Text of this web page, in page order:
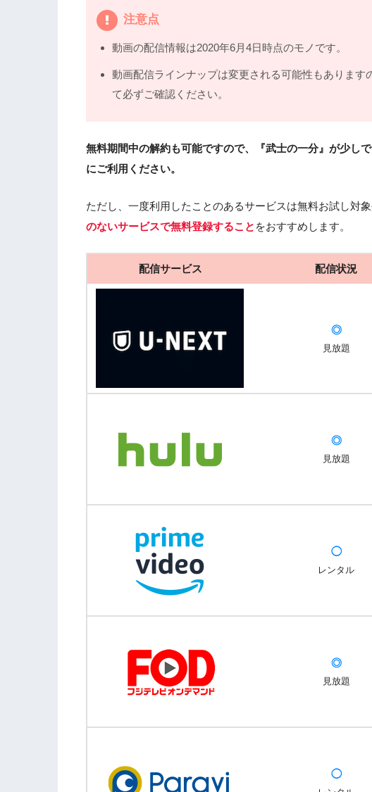
注意点
動画の配信情報は2020年6月4日時点のモノです。
動画配信ラインナップは変更される可能性もあります
て必ずご確認ください。
無料期間中の解約も可能ですので、『武士の一分』が少し
にご利用ください。
ただし、一度利用したことのあるサービスは無料お試し対
のないサービスで無料登録すること をおすすめします。
配信サービス 配信状況
◎
見放題
◎
見放題
◯
レンタル
◎
見放題
◯